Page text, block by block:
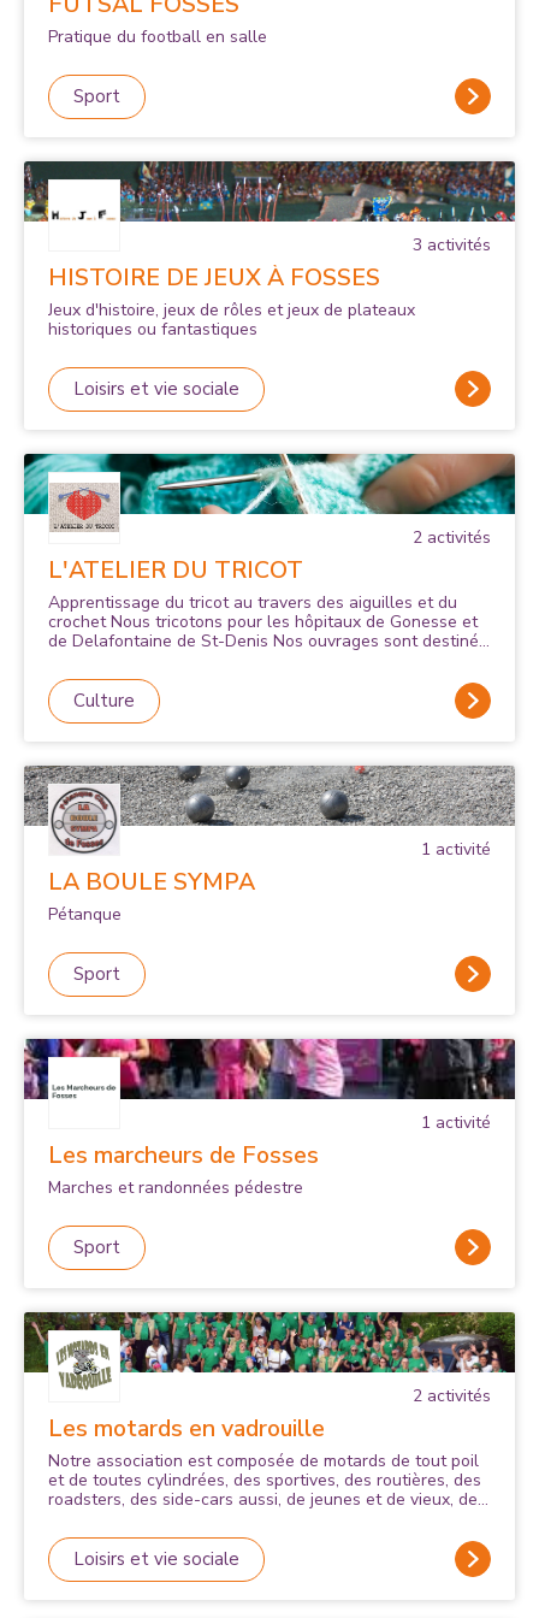
Pratique du football en salle
Sport
3 activités
HISTOIRE DE JEUX À FOSSES
Jeux d'histoire, jeux de rôles et jeux de plateaux
historiques ou fantastiques
Loisirs et vie sociale
2 activités
L'ATELIER DU TRICOT
Apprentissage du tricot au travers des aiguilles et du
crochet Nous tricotons pour les hôpitaux de Gonesse et
de Delafontaine de St-Denis Nos ouvrages sont destinés
Nat, et Pédiatrique
Culture
1 activité
LA BOULE SYMPA
Pétanque
Sport
1 activité
Les marcheurs de Fosses
Marches et randonnées pédestre
Sport
2 activités
Les motards en vadrouille
Notre association est composée de motards de tout poil
et de toutes cylindrées, des sportives, des routières, des
roadsters, des side-cars aussi, de jeunes et de vieux, des
quotidienne, mais qui, l’espace d’une journée ou d’un
week-end, vivent tous sur le même rythme, dans un
esprit de camaraderie puissant et partagent avec les
Loisirs et vie sociale